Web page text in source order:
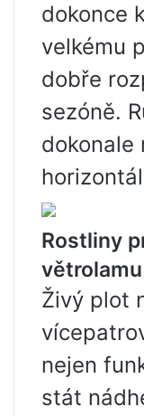
dokonce
velkému
dobře
sezóně.
dokonale
Rostliny
větrolamu
Živý plot
nejen
stát